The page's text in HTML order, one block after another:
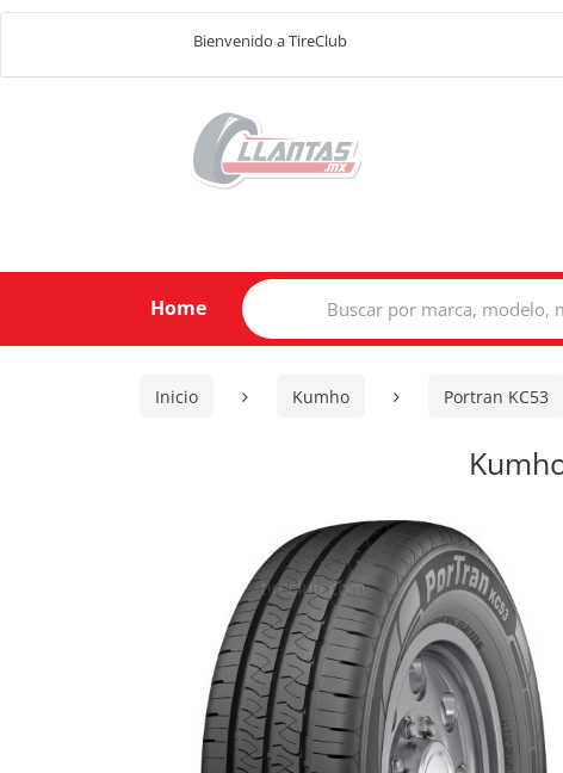
Bienvenido a TireClub
Home
Search
for:
Inicio Kumho Portran KC53